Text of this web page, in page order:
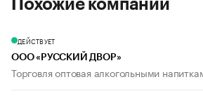
Похожие компании
ДЕЙСТВУЕТ
ООО «РУССКИЙ ДВОР»
Торговля оптовая алкогольными